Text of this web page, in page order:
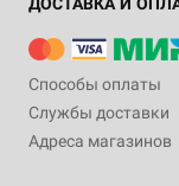
ДОСТАВКА И
Способы оплаты
Службы доставки
Адреса магазинов